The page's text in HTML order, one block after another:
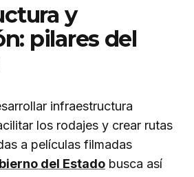
y
pilares del
infraestructura
los rodajes y crear rutas
a películas filmadas
del Estado busca así